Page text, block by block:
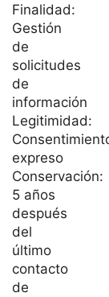
Finalidad:
Gestión
de
solicitudes
de
información
Legitimidad:
expreso
Conservación:
5 años
después
del
último
contacto
de